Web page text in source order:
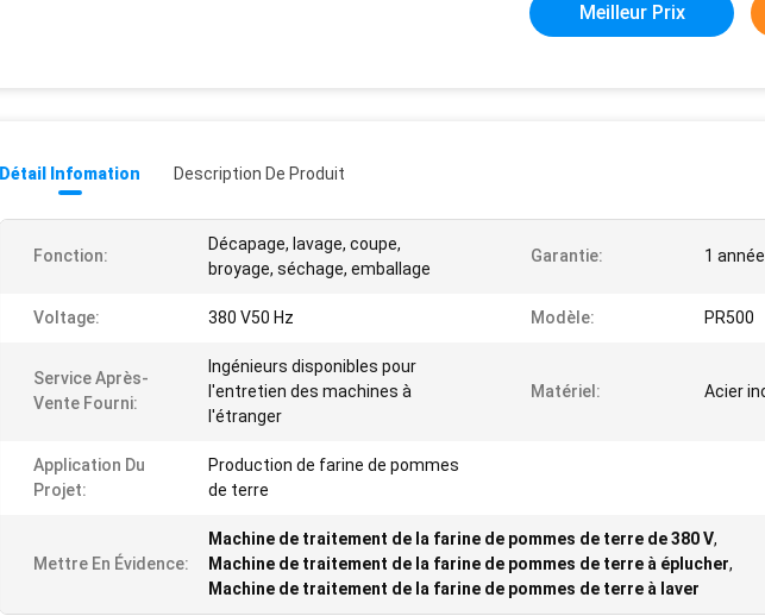
Meilleur Prix
Détail Infomation Description De Produit
Fonction:
Décapage, lavage, coupe,
broyage, séchage, emballage
Garantie: 1 année
Voltage: 380 V50 Hz Modèle: PR500
Service Après-
Vente Fourni:
Ingénieurs disponibles pour
l'entretien des machines à
l'étranger
Matériel: Acier
Application Du
Projet:
Production de farine de pommes
de terre
Mettre En Évidence:
Machine de traitement de la farine de pommes de terre de 380 V,
Machine de traitement de la farine de pommes de terre à éplucher,
Machine de traitement de la farine de pommes de terre à laver